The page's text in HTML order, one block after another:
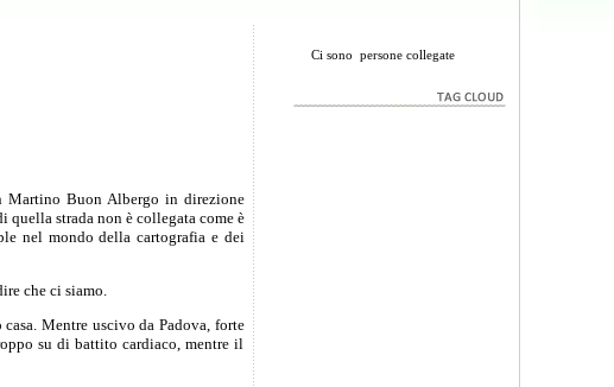
Martino Buon Albergo in direzione
quella strada non è collegata come è
nel mondo della cartografia e dei
che ci siamo.
Mentre uscivo da Padova, forte
su di battito cardiaco, mentre il
Ci sono persone collegate